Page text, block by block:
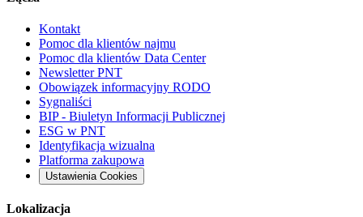
Kontakt
Pomoc dla klientów najmu
Pomoc dla klientów Data Center
Newsletter PNT
Obowiązek informacyjny RODO
Sygnaliści
BIP - Biuletyn Informacji Publicznej
ESG w PNT
Identyfikacja wizualna
Platforma zakupowa
Ustawienia Cookies
Lokalizacja